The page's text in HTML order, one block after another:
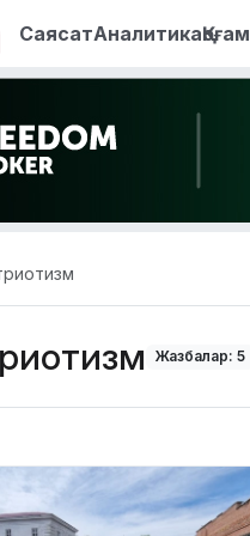
СаясатАналитикаҚоғам
Жазбалар: 5